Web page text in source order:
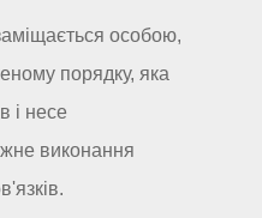
особою,
порядку, яка
і несе
виконання